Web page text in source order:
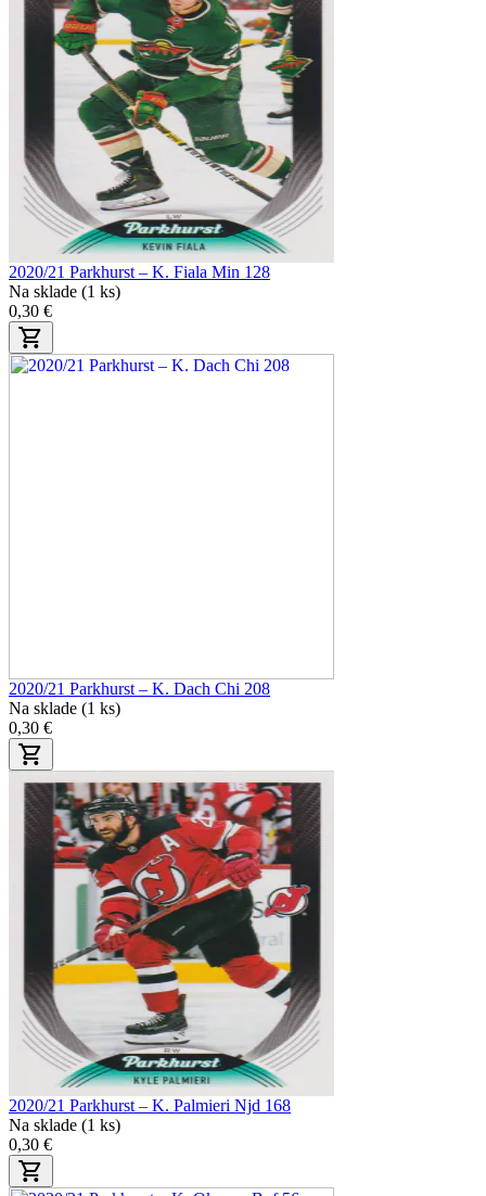
2020/21 Parkhurst – K. Fiala Min 128
Na sklade (1 ks)
0,30 €
2020/21 Parkhurst – K. Dach Chi 208
Na sklade (1 ks)
0,30 €
2020/21 Parkhurst – K. Palmieri Njd 168
Na sklade (1 ks)
0,30 €